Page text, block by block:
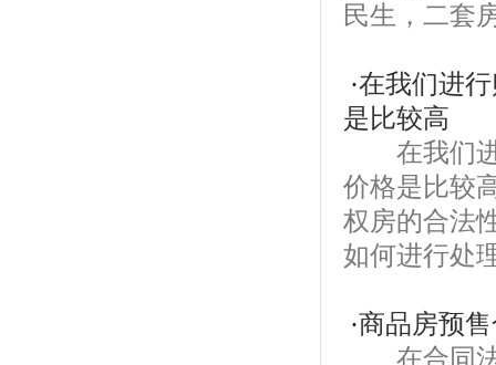
民生，二套
·在我们进
是比较高
在我们进
价格是比较
权房的合法
如何进行处
·商品房预
在合同法